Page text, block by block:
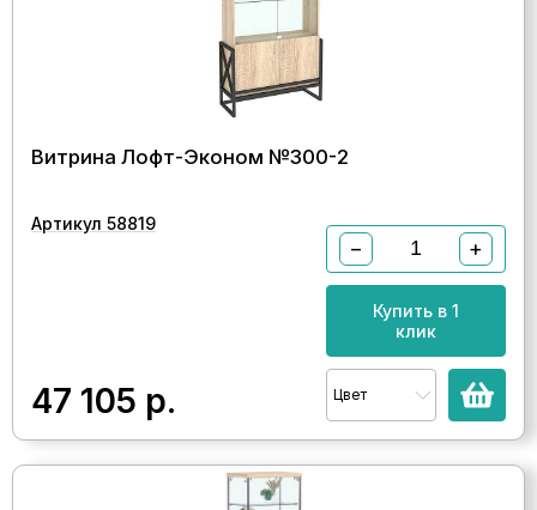
Витрина Лофт-Эконом №300-2
Артикул 58819
47 105 р.
− +
Купить в 1
клик
Цвет